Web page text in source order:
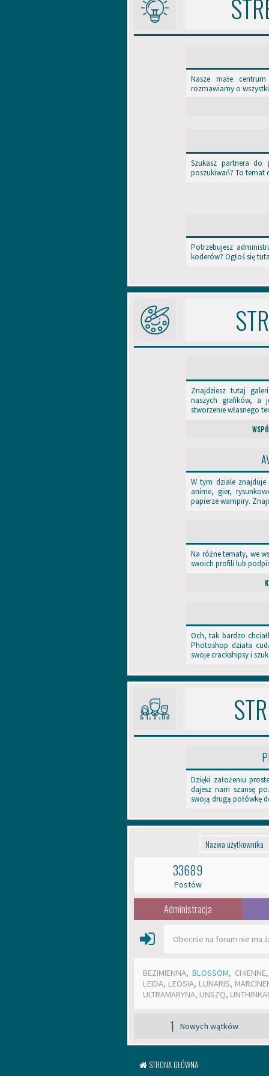
Nasze małe
rozmawiamy o
Szukasz partnera do
poszukiwań? To temat
Potrzebujesz
koderów? Ogłoś się
Znajdziesz tutaj
naszych grafików, a
stworzenie własnego
W tym dziale
anime, gier,
papierze wampiry.
Na różne tematy, we
swoich profili lub
Och, tak bardzo
Photoshop działa
swoje crackshipsy i
Dzięki założeniu
dajesz nam szansę
swoją drugą połówkę
33689
Postów
Administracja
Obecnie na forum nie ma
BEZIMIENNA,BLOSSOM, CHIENNE,
LEIDA, LEOSIA, LUNARIS,
ULTRAMARYNA, UNSZQ,
1 Nowych wątków
STRONA GŁÓWNA